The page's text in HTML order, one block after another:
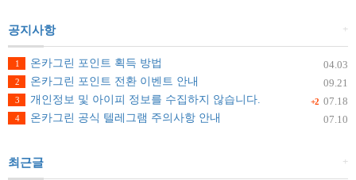
+
공지사항
04.03
1
온카그린 포인트 획득 방법
09.21
2 온카그린 포인트 전환 이벤트 안내
+2 07.18
3
개인정보 및 아이피 정보를 수집하지 않습니다.
07.10
4 온카그린 공식 텔레그램 주의사항 안내
+
최근글